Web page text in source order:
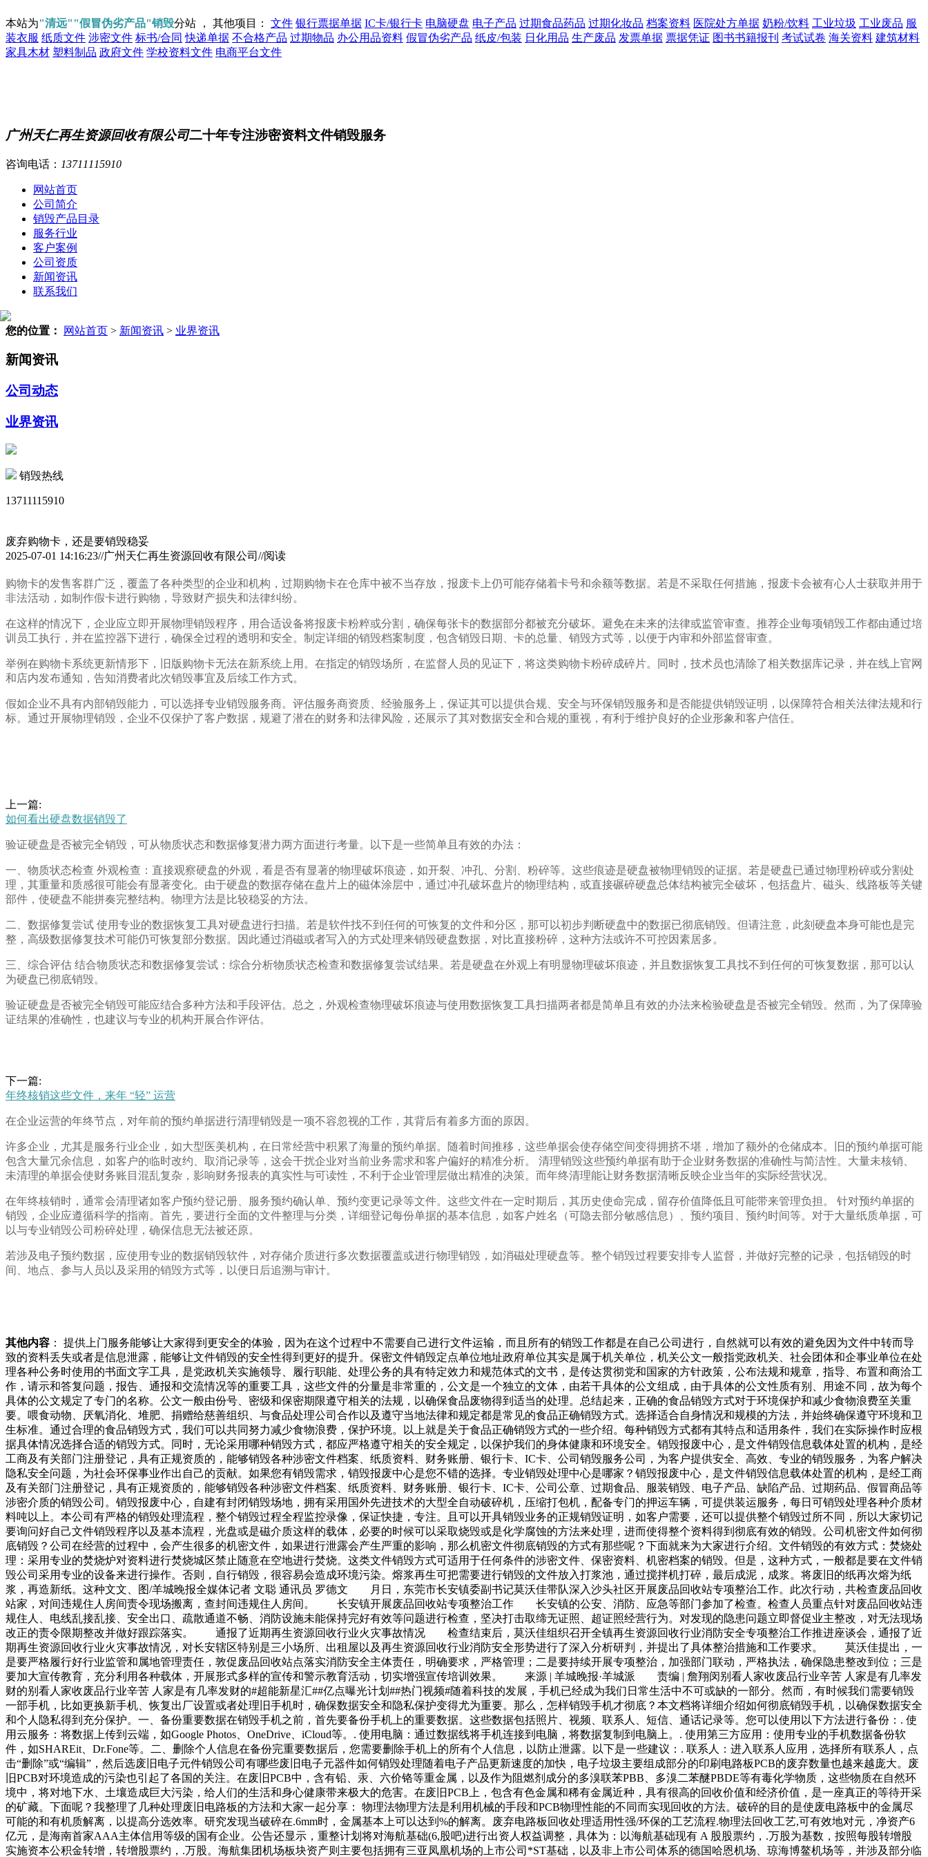
本站为"清远""假冒伪劣产品"销毁分站 ， 其他项目： 文件 银行票据单据 IC卡/银行卡 电脑硬盘 电子产品 过期食品药品 过期化妆品 档案资料 医院处方单据 奶粉/饮料 工业垃圾 工业废品 服
装衣服 纸质文件 涉密文件 标书/合同 快递单据 不合格产品 过期物品 办公用品资料 假冒伪劣产品 纸皮/包装 日化用品 生产废品 发票单据 票据凭证 图书书籍报刊 考试试卷 海关资料 建筑材料
家具木材 塑料制品 政府文件 学校资料文件 电商平台文件
广州天仁再生资源回收有限公司二十年专注涉密资料文件销毁服务
咨询电话： 13711115910
网站首页
公司简介
销毁产品目录
服务行业
客户案例
公司资质
新闻资讯
联系我们
您的位置： 网站首页 > 新闻资讯 > 业界资讯
新闻资讯
公司动态
业界资讯
销毁热线
13711115910
废弃购物卡，还是要销毁稳妥
2025-07-01 14:16:23//广州天仁再生资源回收有限公司//阅读
购物卡的发售客群广泛，覆盖了各种类型的企业和机构，过期购物卡在仓库中被不当存放，报废卡上仍可能存储着卡号和余额等数据。若是不采取任何措施，报废卡会被有心人士获取并用于
非法活动，如制作假卡进行购物，导致财产损失和法律纠纷。
在这样的情况下，企业应立即开展物理销毁程序，用合适设备将报废卡粉粹或分割，确保每张卡的数据部分都被充分破坏。避免在未来的法律或监管审查。推荐企业每项销毁工作都由通过培
训员工执行，并在监控器下进行，确保全过程的透明和安全。制定详细的销毁档案制度，包含销毁日期、卡的总量、销毁方式等，以便于内审和外部监督审查。
举例在购物卡系统更新情形下，旧版购物卡无法在新系统上用。在指定的销毁场所，在监督人员的见证下，将这类购物卡粉碎成碎片。同时，技术员也清除了相关数据库记录，并在线上官网
和店内发布通知，告知消费者此次销毁事宜及后续工作方式。
假如企业不具有内部销毁能力，可以选择专业销毁服务商。评估服务商资质、经验服务上，保证其可以提供合规、安全与环保销毁服务和是否能提供销毁证明，以保障符合相关法律法规和行
标。通过开展物理销毁，企业不仅保护了客户数据，规避了潜在的财务和法律风险，还展示了其对数据安全和合规的重视，有利于维护良好的企业形象和客户信任。
上一篇:
如何看出硬盘数据销毁了
验证硬盘是否被完全销毁，可从物质状态和数据修复潜力两方面进行考量。以下是一些简单且有效的办法：
一、物质状态检查 外观检查：直接观察硬盘的外观，看是否有显著的物理破坏痕迹，如开裂、冲孔、分割、粉碎等。这些痕迹是硬盘被物理销毁的证据。若是硬盘已通过物理粉碎或分割处
理，其重量和质感很可能会有显著变化。由于硬盘的数据存储在盘片上的磁体涂层中，通过冲孔破坏盘片的物理结构，或直接碾碎硬盘总体结构被完全破坏，包括盘片、磁头、线路板等关键
部件，使硬盘不能拼奏完整结构。物理方法是比较稳妥的方法。
二、数据修复尝试 使用专业的数据恢复工具对硬盘进行扫描。若是软件找不到任何的可恢复的文件和分区，那可以初步判断硬盘中的数据已彻底销毁。但请注意，此刻硬盘本身可能也是完
整，高级数据修复技术可能仍可恢复部分数据。因此通过消磁或者写入的方式处理来销毁硬盘数据，对比直接粉碎，这种方法或许不可控因素居多。
三、综合评估 结合物质状态和数据修复尝试：综合分析物质状态检查和数据修复尝试结果。若是硬盘在外观上有明显物理破坏痕迹，并且数据恢复工具找不到任何的可恢复数据，那可以认
为硬盘已彻底销毁。
验证硬盘是否被完全销毁可能应结合多种方法和手段评估。总之，外观检查物理破坏痕迹与使用数据恢复工具扫描两者都是简单且有效的办法来检验硬盘是否被完全销毁。然而，为了保障验
证结果的准确性，也建议与专业的机构开展合作评估。
下一篇:
年终核销这些文件，来年 “轻” 运营
在企业运营的年终节点，对年前的预约单据进行清理销毁是一项不容忽视的工作，其背后有着多方面的原因。
许多企业，尤其是服务行业企业，如大型医美机构，在日常经营中积累了海量的预约单据。随着时间推移，这些单据会使存储空间变得拥挤不堪，增加了额外的仓储成本。旧的预约单据可能
包含大量冗余信息，如客户的临时改约、取消记录等，这会干扰企业对当前业务需求和客户偏好的精准分析。 清理销毁这些预约单据有助于企业财务数据的准确性与简洁性。大量未核销、
未清理的单据会使财务账目混乱复杂，影响财务报表的真实性与可读性，不利于企业管理层做出精准的决策。而年终清理能让财务数据清晰反映企业当年的实际经营状况。
在年终核销时，通常会清理诸如客户预约登记册、服务预约确认单、预约变更记录等文件。这些文件在一定时期后，其历史使命完成，留存价值降低且可能带来管理负担。 针对预约单据的
销毁，企业应遵循科学的指南。首先，要进行全面的文件整理与分类，详细登记每份单据的基本信息，如客户姓名（可隐去部分敏感信息）、预约项目、预约时间等。对于大量纸质单据，可
以与专业销毁公司粉碎处理，确保信息无法被还原。
若涉及电子预约数据，应使用专业的数据销毁软件，对存储介质进行多次数据覆盖或进行物理销毁，如消磁处理硬盘等。整个销毁过程要安排专人监督，并做好完整的记录，包括销毁的时
间、地点、参与人员以及采用的销毁方式等，以便日后追溯与审计。
其他内容 ： 提供上门服务能够让大家得到更安全的体验，因为在这个过程中不需要自己进行文件运输，而且所有的销毁工作都是在自己公司进行，自然就可以有效的避免因为文件中转而导
致的资料丢失或者是信息泄露，能够让文件销毁的安全性得到更好的提升。保密文件销毁定点单位地址政府单位其实是属于机关单位，机关公文一般指党政机关、社会团体和企事业单位在处
理各种公务时使用的书面文字工具，是党政机关实施领导、履行职能、处理公务的具有特定效力和规范体式的文书，是传达贯彻党和国家的方针政策，公布法规和规章，指导、布置和商洽工
作，请示和答复问题，报告、通报和交流情况等的重要工具，这些文件的分量是非常重的，公文是一个独立的文体，由若干具体的公文组成，由于具体的公文性质有别、用途不同，故为每个
具体的公文规定了专门的名称。公文一般由份号、密级和保密期限遵守相关的法规，以确保食品废物得到适当的处理。总结起来，正确的食品销毁方式对于环境保护和减少食物浪费至关重
要。喂食动物、厌氧消化、堆肥、捐赠给慈善组织、与食品处理公司合作以及遵守当地法律和规定都是常见的食品正确销毁方式。选择适合自身情况和规模的方法，并始终确保遵守环境和卫
生标准。通过合理的食品销毁方式，我们可以共同努力减少食物浪费，保护环境。以上就是关于食品正确销毁方式的一些介绍。每种销毁方式都有其特点和适用条件，我们在实际操作时应根
据具体情况选择合适的销毁方式。同时，无论采用哪种销毁方式，都应严格遵守相关的安全规定，以保护我们的身体健康和环境安全。销毁报废中心，是文件销毁信息载体处置的机构，是经
工商及有关部门注册登记，具有正规资质的，能够销毁各种涉密文件档案、纸质资料、财务账册、银行卡、IC卡、公司销毁服务公司，为客户提供安全、高效、专业的销毁服务，为客户解决
隐私安全问题，为社会环保事业作出自己的贡献。如果您有销毁需求，销毁报废中心是您不错的选择。专业销毁处理中心是哪家？销毁报废中心，是文件销毁信息载体处置的机构，是经工商
及有关部门注册登记，具有正规资质的，能够销毁各种涉密文件档案、纸质资料、财务账册、银行卡、IC卡、公司公章、过期食品、服装销毁、电子产品、缺陷产品、过期药品、假冒商品等
涉密介质的销毁公司。销毁报废中心，自建有封闭销毁场地，拥有采用国外先进技术的大型全自动破碎机，压缩打包机，配备专门的押运车辆，可提供装运服务，每日可销毁处理各种介质材
料吨以上。本公司有严格的销毁处理流程，整个销毁过程全程监控录像，保证快捷，专注。且可以开具销毁业务的正规销毁证明，如客户需要，还可以提供整个销毁过所不同，所以大家切记
要询问好自己文件销毁程序以及基本流程，光盘或是磁介质这样的载体，必要的时候可以采取烧毁或是化学腐蚀的方法来处理，进而使得整个资料得到彻底有效的销毁。公司机密文件如何彻
底销毁？公司在经营的过程中，会产生很多的机密文件，如果进行泄露会产生严重的影响，那么机密文件彻底销毁的方式有那些呢？下面就来为大家进行介绍。文件销毁的有效方式：焚烧处
理：采用专业的焚烧炉对资料进行焚烧城区禁止随意在空地进行焚烧。这类文件销毁方式可适用于任何条件的涉密文件、保密资料、机密档案的销毁。但是，这种方式，一般都是要在文件销
毁公司采用专业的设备来进行操作。否则，自行销毁，很容易会造成环境污染。熔浆再生可把需要进行销毁的文件放入打浆池，通过搅拌机打碎，最后成泥，成浆。将废旧的纸再次熔为纸
浆，再造新纸。这种文文、图/羊城晚报全媒体记者 文聪 通讯员 罗德文 月日，东莞市长安镇委副书记莫沃佳带队深入沙头社区开展废品回收站专项整治工作。此次行动，共检查废品回收
站家，对间违规住人房间责令现场搬离，查封间违规住人房间。 长安镇开展废品回收站专项整治工作 长安镇的公安、消防、应急等部门参加了检查。检查人员重点针对废品回收站违
规住人、电线乱接乱接、安全出口、疏散通道不畅、消防设施未能保持完好有效等问题进行检查，坚决打击取缔无证照、超证照经营行为。对发现的隐患问题立即督促业主整改，对无法现场
改正的责令限期整改并做好跟踪落实。 通报了近期再生资源回收行业火灾事故情况 检查结束后，莫沃佳组织召开全镇再生资源回收行业消防安全专项整治工作推进座谈会，通报了近
期再生资源回收行业火灾事故情况，对长安辖区特别是三小场所、出租屋以及再生资源回收行业消防安全形势进行了深入分析研判，并提出了具体整治措施和工作要求。 莫沃佳提出，一
是要严格履行好行业监管和属地管理责任，敦促废品回收站点落实消防安全主体责任，明确要求，严格管理；二是要持续开展专项整治，加强部门联动，严格执法，确保隐患整改到位；三是
要加大宣传教育，充分利用各种载体，开展形式多样的宣传和警示教育活动，切实增强宣传培训效果。 来源 | 羊城晚报·羊城派 责编 | 詹翔闵别看人家收废品行业辛苦 人家是有几率发
财的别看人家收废品行业辛苦 人家是有几率发财的#超能新星汇##亿点曝光计划##热门视频#随着科技的发展，手机已经成为我们日常生活中不可或缺的一部分。然而，有时候我们需要销毁
一部手机，比如更换新手机、恢复出厂设置或者处理旧手机时，确保数据安全和隐私保护变得尤为重要。那么，怎样销毁手机才彻底？本文档将详细介绍如何彻底销毁手机，以确保数据安全
和个人隐私得到充分保护。一、备份重要数据在销毁手机之前，首先要备份手机上的重要数据。这些数据包括照片、视频、联系人、短信、通话记录等。您可以使用以下方法进行备份：. 使
用云服务：将数据上传到云端，如Google Photos、OneDrive、iCloud等。. 使用电脑：通过数据线将手机连接到电脑，将数据复制到电脑上。. 使用第三方应用：使用专业的手机数据备份软
件，如SHAREit、Dr.Fone等。二、删除个人信息在备份完重要数据后，您需要删除手机上的所有个人信息，以防止泄露。以下是一些建议：. 联系人：进入联系人应用，选择所有联系人，点
击“删除”或“编辑”，然后选废旧电子元件销毁公司有哪些废旧电子元器件如何销毁处理随着电子产品更新速度的加快，电子垃圾主要组成部分的印刷电路板PCB的废弃数量也越来越庞大。废
旧PCB对环境造成的污染也引起了各国的关注。在废旧PCB中，含有铅、汞、六价铬等重金属，以及作为阻燃剂成分的多溴联苯PBB、多溴二苯醚PBDE等有毒化学物质，这些物质在自然环
境中，将对地下水、土壤造成巨大污染，给人们的生活和身心健康带来极大的危害。在废旧PCB上，包含有色金属和稀有金属近种，具有很高的回收价值和经济价值，是一座真正的等待开采
的矿藏。下面呢？我整理了几种处理废旧电路板的方法和大家一起分享： 物理法物理方法是利用机械的手段和PCB物理性能的不同而实现回收的方法。破碎的目的是使废电路板中的金属尽
可能的和有机质解离，以提高分选效率。研究发现当破碎在.6mm时，金属基本上可以达到%的解离。废弃电路板回收处理适用性强/环保的工艺流程.物理法回收工艺,可有效地对元，净资产6
亿元，是海南首家AAA主体信用等级的国有企业。公告还显示，重整计划将对海航基础(6,股吧)进行出资人权益调整，具体为：以海航基础现有 A 股股票约，.万股为基数，按照每股转增股
实施资本公积金转增，转增股票约，.万股。海航集团机场板块资产则主要包括拥有三亚凤凰机场的上市公司*ST基础，以及非上市公司体系的德国哈恩机场、琼海博鳌机场等，并涉及部分临